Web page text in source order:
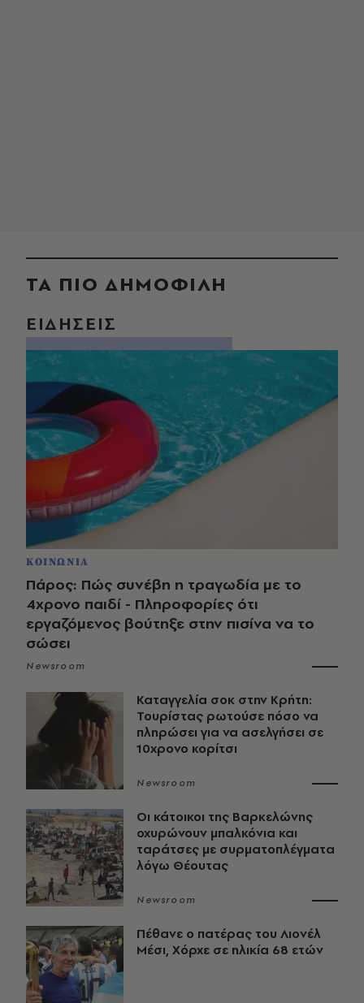
ΤΑ ΠΙΟ ΔΗΜΟΦΙΛΗ
ΕΙΔΗΣΕΙΣ
ΚΟΙΝΩΝΙΑ
Πάρος: Πώς συνέβη η τραγωδία με το
4χρονο παιδί - Πληροφορίες ότι
εργαζόμενος βούτηξε στην πισίνα να το
σώσει
Newsroom
Καταγγελία σοκ στην Κρήτη:
Τουρίστας ρωτούσε πόσο να
πληρώσει για να ασελγήσει σε
10χρονο κορίτσι
Newsroom
Οι κάτοικοι της Βαρκελώνης
οχυρώνουν μπαλκόνια και
ταράτσες με συρματοπλέγματα
λόγω Θέουτας
Newsroom
Πέθανε ο πατέρας του Λιονέλ
Μέσι, Χόρχε σε ηλικία 68 ετών